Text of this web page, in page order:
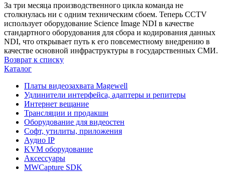
За три месяца производственного цикла команда не
столкнулась ни с одним техническим сбоем. Теперь CCTV
использует оборудование Science Image NDI в качестве
стандартного оборудования для сбора и кодирования данных
NDI, что открывает путь к его повсеместному внедрению в
качестве основной инфраструктуры в государственных СМИ.
Возврат к списку
Каталог
Платы видеозахвата Magewell
Удлинители интерфейса, адаптеры и репитеры
Интернет вещание
Трансляции и продакшн
Оборудование для видеостен
Софт, утилиты, приложения
Аудио IP
KVM оборудование
Аксессуары
MWCapture SDK